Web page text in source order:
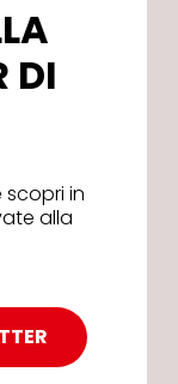
DI
in
alla